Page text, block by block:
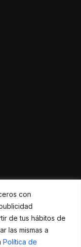
con
de tus hábitos de
las mismas a
Política de
por Zenzink